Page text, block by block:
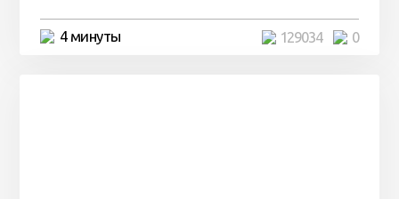
4 минуты 0
129034